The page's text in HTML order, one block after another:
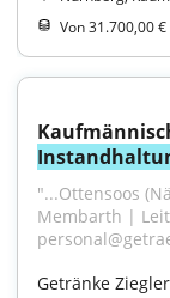
Von 31.700,00
"...Ottensoos
Membarth |
Getränke